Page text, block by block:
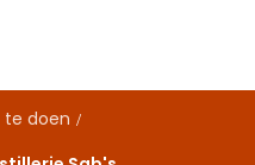
te doen